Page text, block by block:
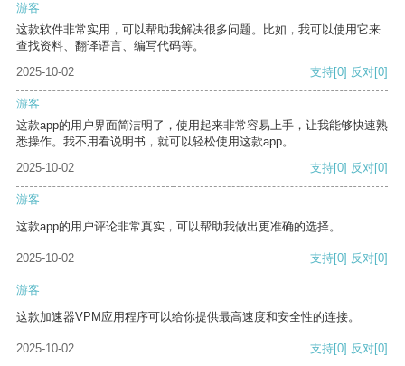
游客
这款软件非常实用，可以帮助我解决很多问题。比如，我可以使用它来
查找资料、翻译语言、编写代码等。
2025-10-02
支持[0] 反对[0]
游客
这款app的用户界面简洁明了，使用起来非常容易上手，让我能够快速熟
悉操作。我不用看说明书，就可以轻松使用这款app。
2025-10-02
支持[0] 反对[0]
游客
这款app的用户评论非常真实，可以帮助我做出更准确的选择。
2025-10-02 支持[0] 反对[0]
游客
这款加速器VPM应用程序可以给你提供最高速度和安全性的连接。
2025-10-02 支持[0] 反对[0]